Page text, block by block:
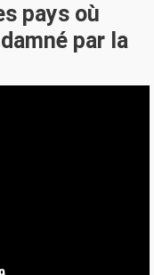
pays où
par la